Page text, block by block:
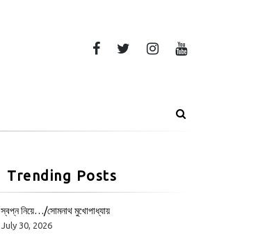
Trending Posts
স্বপ্ন নিয়ে…/সোমনাথ মুখোপাধ্যায়
July 30, 2026